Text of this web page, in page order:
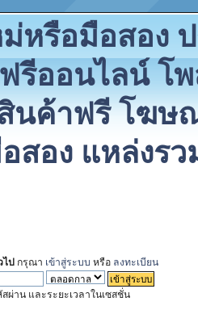
หรือมือสอง
รีออนไลน์ โ
ค้าฟรี โฆษ
สอง แหล่งร
ป กรุณา เข้าสู่ระบบ หรือ ลงทะเบียน
ผ่าน และระยะเวลาในเซสชั่น